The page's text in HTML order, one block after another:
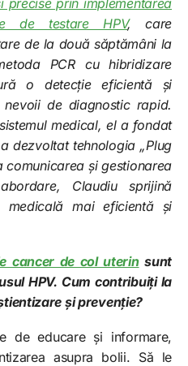
de testare HPV, care
de la două săptămâni la
PCR cu hibridizare
o detecție eficientă și
de diagnostic rapid.
medical, el a fondat
dezvoltat tehnologia „Plug
comunicarea și gestionarea
Claudiu sprijină
mai eficientă și
cancer de col uterinsunt
HPV. Cum contribuiți la
și prevenție?
de educare și informare,
asupra bolii. Să le